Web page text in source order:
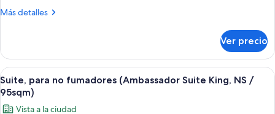
Suite
/120sqm)
Más detalles
Más
para
no
fumadores
(Maisonette
Twin
Ver precio
Abrir
todas
las
Una habitación de hotel con una
5
Suite, para no fumadores (Ambassador Suite King, NS /
95sqm)
Vista a la ciudad